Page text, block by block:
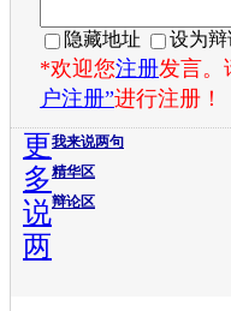
隐藏地址 设为
*欢迎您注册发言。
户注册”进行注册！
我来说两句
精华区
辩论区
更
多
说
两